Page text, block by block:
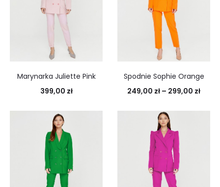
Marynarka Juliette Pink
399,00 zł
Spodnie Sophie Orange
249,00 zł – 299,00 zł